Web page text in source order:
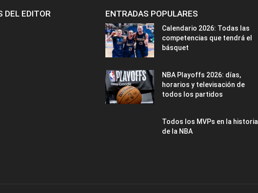
DEL EDITOR ENTRADAS POPULARES
Calendario 2026: Todas las
competencias que tendrá el
básquet
NBA Playoffs 2026: días,
horarios y televisación de
todos los partidos
Todos los MVPs en la historia
de la NBA